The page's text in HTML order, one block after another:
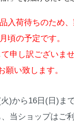
入荷待ちのため
頃の予定です。
申し訳ございま
願い致します。
)から16日(日)ま
当ショップはご